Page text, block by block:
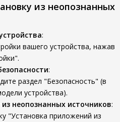
из неопознанных
:
вашего устройства, нажав
:
раздел "Безопасность" (в
устройства).
неопознанных источников:
"Установка приложений из